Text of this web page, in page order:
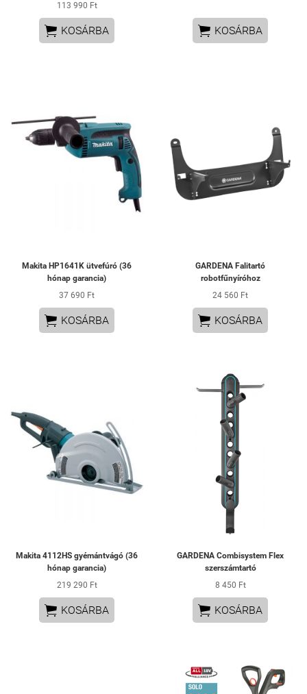
113 990 Ft
 KOSÁRBA  KOSÁRBA
Makita HP1641K ütvefúró (36
hónap garancia)
37 690 Ft
 KOSÁRBA
GARDENA Falitartó
robotfűnyíróhoz
24 560 Ft
 KOSÁRBA
Makita 4112HS gyémántvágó (36
hónap garancia)
219 290 Ft
 KOSÁRBA
GARDENA Combisystem Flex
szerszámtartó
8 450 Ft
 KOSÁRBA